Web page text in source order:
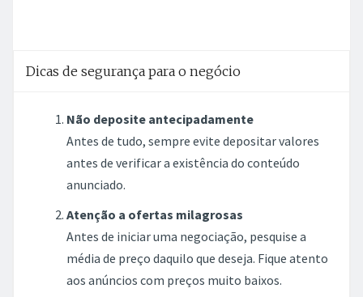
Dicas de segurança para o negócio
Não deposite antecipadamente
Antes de tudo, sempre evite depositar valores
antes de verificar a existência do conteúdo
anunciado.
Atenção a ofertas milagrosas
Antes de iniciar uma negociação, pesquise a
média de preço daquilo que deseja. Fique atento
aos anúncios com preços muito baixos.